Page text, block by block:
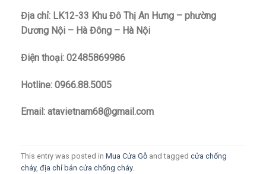
Địa chỉ: LK12-33 Khu Đô Thị An Hưng – phường
Dương Nội – Hà Đông – Hà Nội
Điện thoại: 02485869986
Hotline: 0966.88.5005
Email: atavietnam68@gmail.com
This entry was posted in Mua Cửa Gỗ and tagged cửa chống
cháy, địa chỉ bán cửa chống cháy.